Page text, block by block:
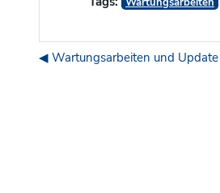
◀︎ Wartungsarbeiten und